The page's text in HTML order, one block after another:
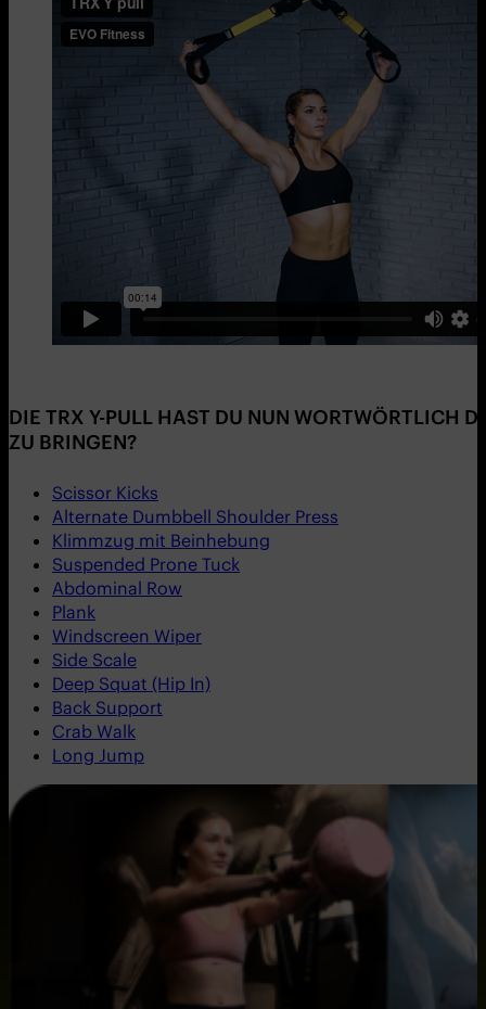
DIE TRX Y-PULL HAST DU NUN WORTWÖRTLICH
ZU BRINGEN?
Scissor Kicks
Alternate Dumbbell Shoulder Press
Klimmzug mit Beinhebung
Suspended Prone Tuck
Abdominal Row
Plank
Windscreen Wiper
Side Scale
Deep Squat (Hip In)
Back Support
Crab Walk
Long Jump